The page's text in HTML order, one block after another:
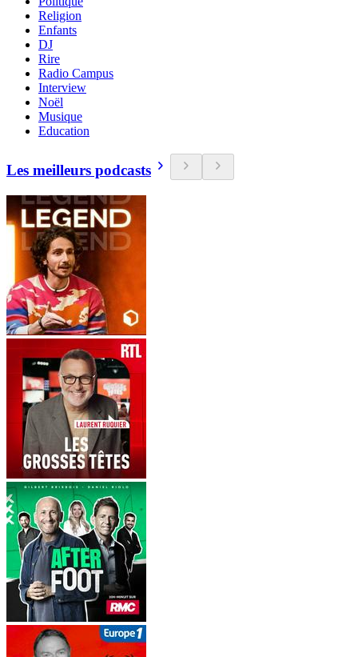
Religion
Enfants
DJ
Rire
Radio Campus
Interview
Noël
Musique
Education
Les meilleurs podcasts